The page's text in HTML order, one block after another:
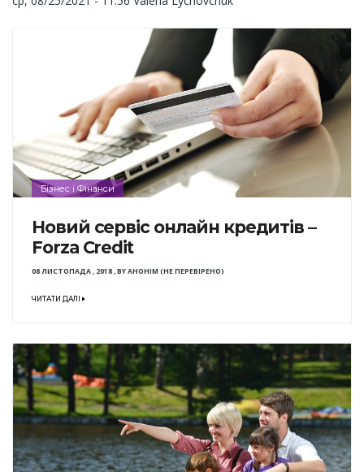
Бізнес і Фінанси
Новий сервіс онлайн кредитів –
Forza Credit
08 ЛИСТОПАДА , 2018,BYАНОНІМ (НЕ ПЕРЕВІРЕНО)
ЧИТАТИ ДАЛІ